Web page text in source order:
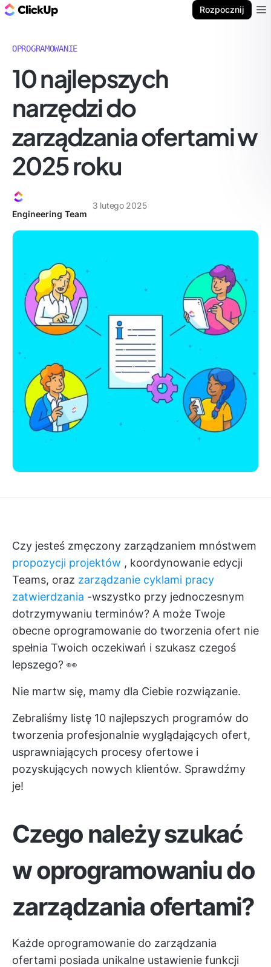
Rozpocznij
OPROGRAMOWANIE
10 najlepszych
narzędzi do
zarządzania ofertami w
2025 roku
Engineering Team
3 lutego 2025
Czy jesteś zmęczony zarządzaniem mnóstwem
propozycji projektów , koordynowanie edycji
Teams, oraz zarządzanie cyklami pracy
zatwierdzania -wszystko przy jednoczesnym
dotrzymywaniu terminów? A może Twoje
obecne oprogramowanie do tworzenia ofert nie
spełnia Twoich oczekiwań i szukasz czegoś
lepszego? 👀
Nie martw się, mamy dla Ciebie rozwiązanie.
Zebraliśmy listę 10 najlepszych programów do
tworzenia profesjonalnie wyglądających ofert,
usprawniających procesy ofertowe i
pozyskujących nowych klientów. Sprawdźmy
je!
Czego należy szukać
w oprogramowaniu do
zarządzania ofertami?
Każde oprogramowanie do zarządzania
ofertami posiada unikalne ustawienie funkcji